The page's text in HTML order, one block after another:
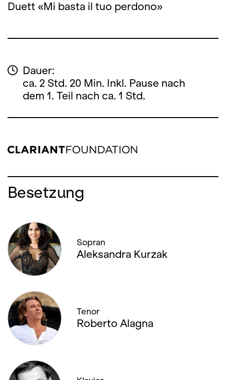
Duett «Mi basta il tuo perdono»
Dauer:
ca. 2 Std. 20 Min. Inkl. Pause nach
dem 1. Teil nach ca. 1 Std.
Besetzung
Sopran
Aleksandra Kurzak
Tenor
Roberto Alagna